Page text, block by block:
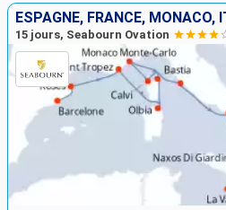
15 jours, Seabourn Ovation